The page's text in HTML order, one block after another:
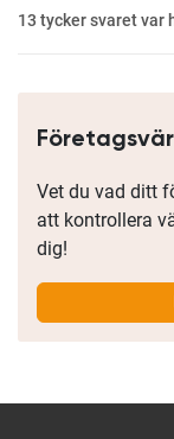
13 tycker svaret var
Vet du vad ditt
att kontrollera
dig!